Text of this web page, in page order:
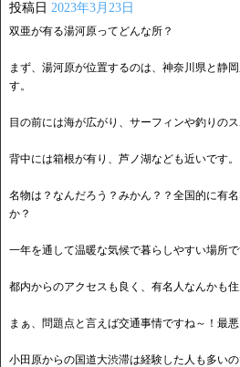
投稿日 2023年3月23日
双亜が有る湯河原ってどんな所？
まず、湯河原が位置するのは、神奈川県と静
す。
目の前には海が広がり、サーフィンや釣りの
背中には箱根が有り、芦ノ湖なども近いです。
名物は？なんだろう？みかん？？全国的に有
か？
一年を通して温暖な気候で暮らしやすい場所で
都内からのアクセスも良く、有名人なんかも住
まぁ、問題点と言えば交通事情ですね～！最悪
小田原からの国道大渋滞は経験した人も多い